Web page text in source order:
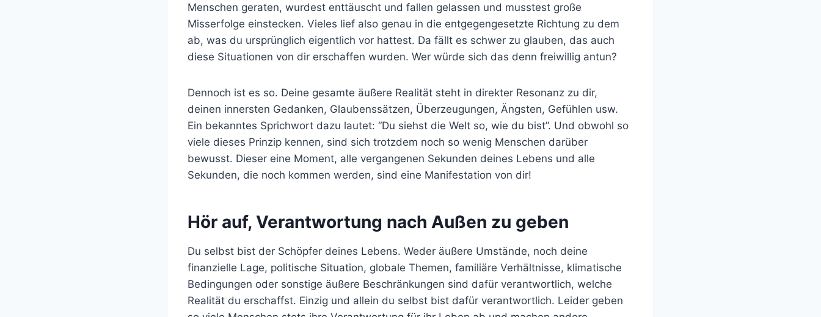
Menschen geraten, wurdest enttäuscht und fallen gelassen und musstest große
Misserfolge einstecken. Vieles lief also genau in die entgegengesetzte Richtung zu dem
ab, was du ursprünglich eigentlich vor hattest. Da fällt es schwer zu glauben, das auch
diese Situationen von dir erschaffen wurden. Wer würde sich das denn freiwillig antun?
Dennoch ist es so. Deine gesamte äußere Realität steht in direkter Resonanz zu dir,
deinen innersten Gedanken, Glaubenssätzen, Überzeugungen, Ängsten, Gefühlen usw.
Ein bekanntes Sprichwort dazu lautet: “Du siehst die Welt so, wie du bist”. Und obwohl so
viele dieses Prinzip kennen, sind sich trotzdem noch so wenig Menschen darüber
bewusst. Dieser eine Moment, alle vergangenen Sekunden deines Lebens und alle
Sekunden, die noch kommen werden, sind eine Manifestation von dir!
Hör auf, Verantwortung nach Außen zu geben
Du selbst bist der Schöpfer deines Lebens. Weder äußere Umstände, noch deine
finanzielle Lage, politische Situation, globale Themen, familiäre Verhältnisse, klimatische
Bedingungen oder sonstige äußere Beschränkungen sind dafür verantwortlich, welche
Realität du erschaffst. Einzig und allein du selbst bist dafür verantwortlich. Leider geben